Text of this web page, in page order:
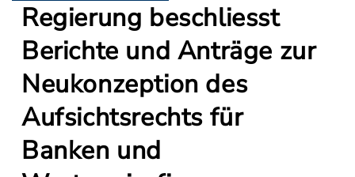
Regierung beschliesst
Berichte und Anträge zur
Neukonzeption des
Aufsichtsrechts für
Banken und